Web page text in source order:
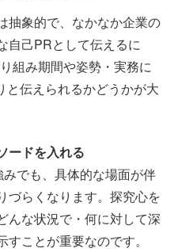
抽象的で、なかなか企業の
自己PRとして伝えるに
組み期間や姿勢・実務に
と伝えられるかどうかが大
ードを入れる
みでも、具体的な場面が伴
づらくなります。探究心を
んな状況で・何に対して深
ことが重要なのです。